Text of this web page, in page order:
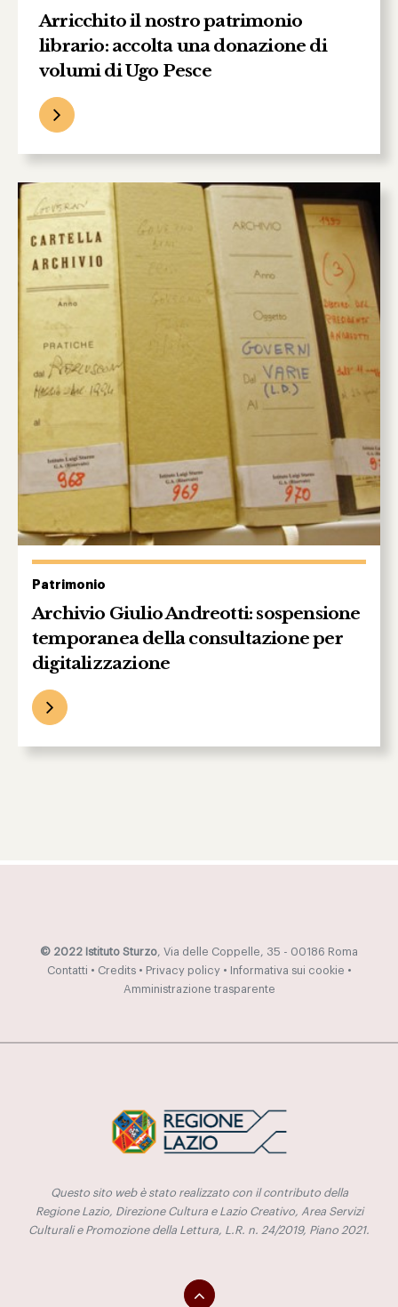
Arricchito il nostro patrimonio
librario: accolta una donazione di
volumi di Ugo Pesce
Patrimonio
Archivio Giulio Andreotti: sospensione
temporanea della consultazione per
digitalizzazione
© 2022 Istituto Sturzo, Via delle Coppelle, 35 - 00186 Roma
Contatti • Credits• Privacy policy• Informativa sui cookie •
Amministrazione trasparente
Questo sito web è stato realizzato con il contributo della
Regione Lazio, Direzione Cultura e Lazio Creativo, Area Servizi
Culturali e Promozione della Lettura, L.R. n. 24/2019, Piano 2021.